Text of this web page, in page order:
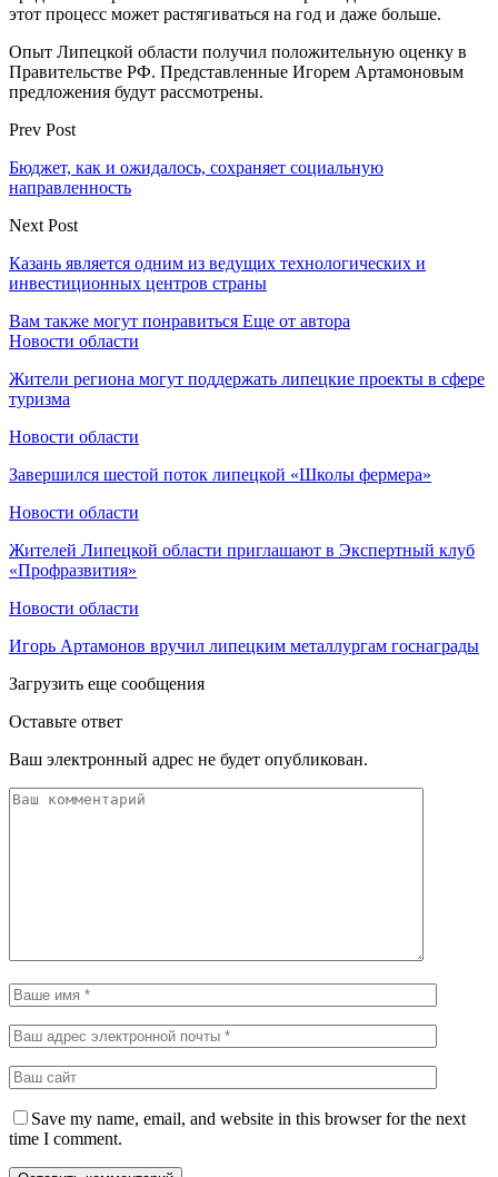
этот процесс может растягиваться на год и даже больше.
Опыт Липецкой области получил положительную оценку в
Правительстве РФ. Представленные Игорем Артамоновым
предложения будут рассмотрены.
Prev Post
Бюджет, как и ожидалось, сохраняет социальную
направленность
Next Post
Казань является одним из ведущих технологических и
инвестиционных центров страны
Вам также могут понравиться Еще от автора
Новости области
Жители региона могут поддержать липецкие проекты в сфере
туризма
Новости области
Завершился шестой поток липецкой «Школы фермера»
Новости области
Жителей Липецкой области приглашают в Экспертный клуб
«Профразвития»
Новости области
Игорь Артамонов вручил липецким металлургам госнаграды
Загрузить еще сообщения
Оставьте ответ
Ваш электронный адрес не будет опубликован.
Save my name, email, and website in this browser for the next
time I comment.